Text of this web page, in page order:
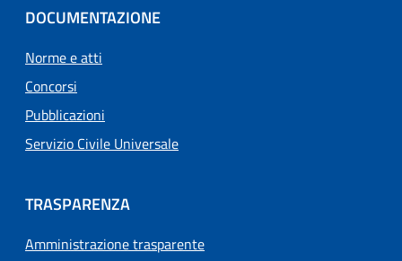
DOCUMENTAZIONE
Norme e atti
Concorsi
Pubblicazioni
Servizio Civile Universale
TRASPARENZA
Amministrazione trasparente